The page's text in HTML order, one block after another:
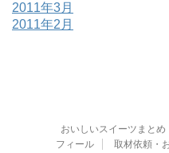
2011年3月
2011年2月
おいしいスイーツまとめ
フィール
取材依頼・